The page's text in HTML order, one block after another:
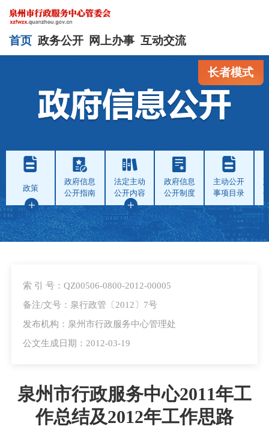
首页 政务公开 网上办事 互动交流
长者模式
政策
政府信息
公开指南
法定主动
公开内容
政府信息
公开制度
主动公开
事项目录
索 引 号：QZ00506-0800-2012-00005
备注/文号：泉行政管〔2012〕7号
发布机构：泉州市行政服务中心管理处
公文生成日期：2012-03-19
泉州市行政服务中心2011年工
作总结及2012年工作思路